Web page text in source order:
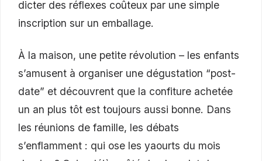
dicter des réflexes coûteux par une simple
inscription sur un emballage.
À la maison, une petite révolution – les enfants
s’amusent à organiser une dégustation “post-
date” et découvrent que la confiture achetée
un an plus tôt est toujours aussi bonne. Dans
les réunions de famille, les débats
s’enflamment : qui ose les yaourts du mois